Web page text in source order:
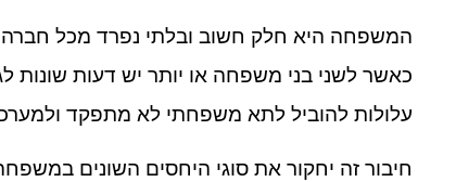
המשפחה היא חלק חשוב ובלתי נפרד מכל חברה.
כאשר לשני בני משפחה או יותר יש דעות שונות
עלולות להוביל לתא משפחתי לא מתפקד
חיבור זה יחקור את סוגי היחסים השונים